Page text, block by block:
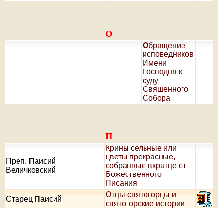
О
Обращение
исповедников
Имени
Господня к
суду
Священного
Собора
П
Преп. Паисий
Величковский
Крины сельные или
цветы прекрасные,
собранные вкратце от
Божественного
Писания
Старец Паисий
Отцы-святогорцы и
святогорские истории